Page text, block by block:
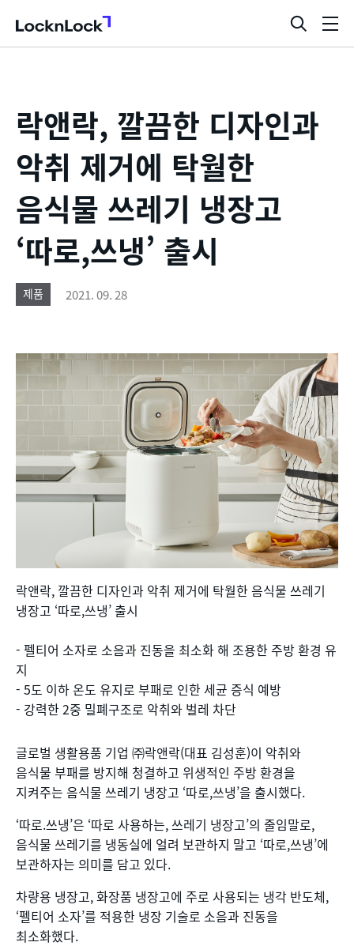
LocknLock
검
색
락앤락, 깔끔한 디자인과
악취 제거에 탁월한
음식물 쓰레기 냉장고
‘따로,쓰냉’ 출시
제품 2021. 09. 28
락앤락, 깔끔한 디자인과 악취 제거에 탁월한 음식물 쓰레기
냉장고 ‘따로,쓰냉’ 출시
- 펠티어 소자로 소음과 진동을 최소화 해 조용한 주방 환경 유
지
- 5도 이하 온도 유지로 부패로 인한 세균 증식 예방
- 강력한 2중 밀폐구조로 악취와 벌레 차단
글로벌 생활용품 기업 ㈜락앤락(대표 김성훈)이 악취와
음식물 부패를 방지해 청결하고 위생적인 주방 환경을
지켜주는 음식물 쓰레기 냉장고 ‘따로,쓰냉’을 출시했다.
‘따로.쓰냉’은 ‘따로 사용하는, 쓰레기 냉장고’의 줄임말로,
음식물 쓰레기를 냉동실에 얼려 보관하지 말고 ‘따로,쓰냉’에
보관하자는 의미를 담고 있다.
차량용 냉장고, 화장품 냉장고에 주로 사용되는 냉각 반도체,
‘펠티어 소자’를 적용한 냉장 기술로 소음과 진동을
최소화했다.